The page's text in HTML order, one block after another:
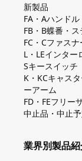
新製品
FA・Aハンド
FB・B蝶番・ス
FC・Cファス
L・LEインター
Sキースイッチ
K・KCキャス
ーアーム
FD・FEフリー
中止品・中止
業界別製品